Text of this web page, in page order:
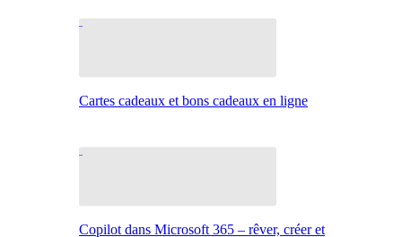
Cartes cadeaux et bons cadeaux en ligne
Copilot dans Microsoft 365 – rêver, créer et